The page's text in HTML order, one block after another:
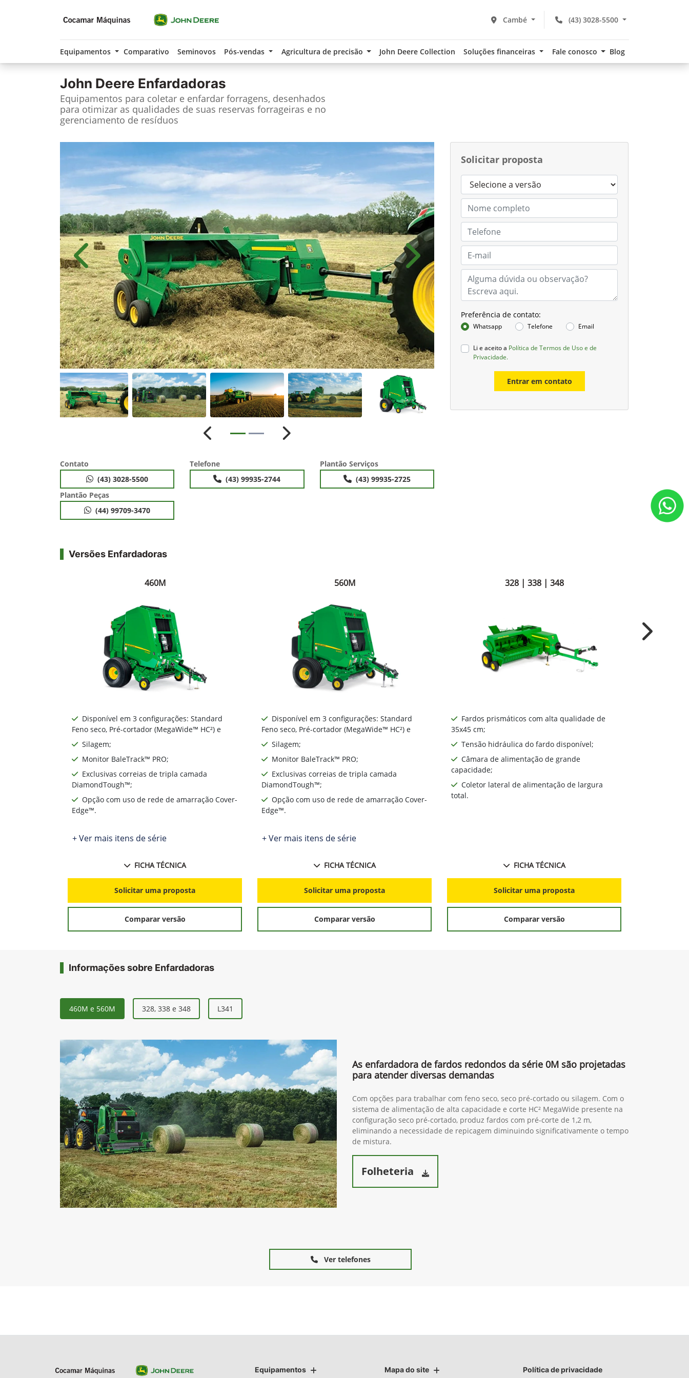
(43) 3028-5500
Cambé
Equipamentos Comparativo Seminovos Pós-vendas Agricultura de precisão John Deere Collection Soluções financeiras Fale conosco Blog
John Deere Enfardadoras
Equipamentos para coletar e enfardar forragens, desenhados
para otimizar as qualidades de suas reservas forrageiras e no
gerenciamento de resíduos
Solicitar proposta
Preferência de contato:
Whatsapp Telefone Email
Li e aceito a Política de Termos de Uso e de
Privacidade.
Entrar em contato
Anterior Próximo
Anterior Próximo
Contato
(43) 3028-5500
Telefone
(43) 99935-2744
Plantão Serviços
(43) 99935-2725
Plantão Peças
(44) 99709-3470
Versões Enfardadoras
460M
Disponível em 3 configurações: Standard
Feno seco, Pré-cortador (MegaWide™ HC²) e
Silagem;
Monitor BaleTrack™ PRO;
Exclusivas correias de tripla camada
DiamondTough™;
Opção com uso de rede de amarração Cover-
Edge™.
+ Ver mais itens de série
FICHA TÉCNICA
Solicitar uma proposta
Comparar versão
560M
Disponível em 3 configurações: Standard
Feno seco, Pré-cortador (MegaWide™ HC²) e
Silagem;
Monitor BaleTrack™ PRO;
Exclusivas correias de tripla camada
DiamondTough™;
Opção com uso de rede de amarração Cover-
Edge™.
+ Ver mais itens de série
FICHA TÉCNICA
Solicitar uma proposta
Comparar versão
328 | 338 | 348
Fardos prismáticos com alta qualidade de
35x45 cm;
Tensão hidráulica do fardo disponível;
Câmara de alimentação de grande
capacidade;
Coletor lateral de alimentação de largura
total.
FICHA TÉCNICA
Solicitar uma proposta
Comparar versão
Next
Informações sobre Enfardadoras
460M e 560M 328, 338 e 348 L341
As enfardadora de fardos redondos da série 0M são projetadas
para atender diversas demandas
Com opções para trabalhar com feno seco, seco pré-cortado ou silagem. Com o
sistema de alimentação de alta capacidade e corte HC² MegaWide presente na
configuração seco pré-cortado, produz fardos com pré-corte de 1,2 m,
eliminando a necessidade de repicagem diminuindo significativamente o tempo
de mistura.
Folheteria
Ver telefones
Equipamentos Mapa do site Política de privacidade